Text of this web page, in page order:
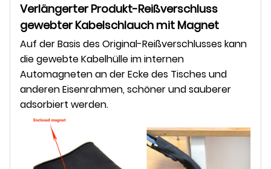
Verlängerter Produkt-Reißverschluss
gewebter Kabelschlauch mit Magnet
Auf der Basis des Original-Reißverschlusses kann
die gewebte Kabelhülle im internen
Automagneten an der Ecke des Tisches und
anderen Eisenrahmen, schöner und sauberer
adsorbiert werden.